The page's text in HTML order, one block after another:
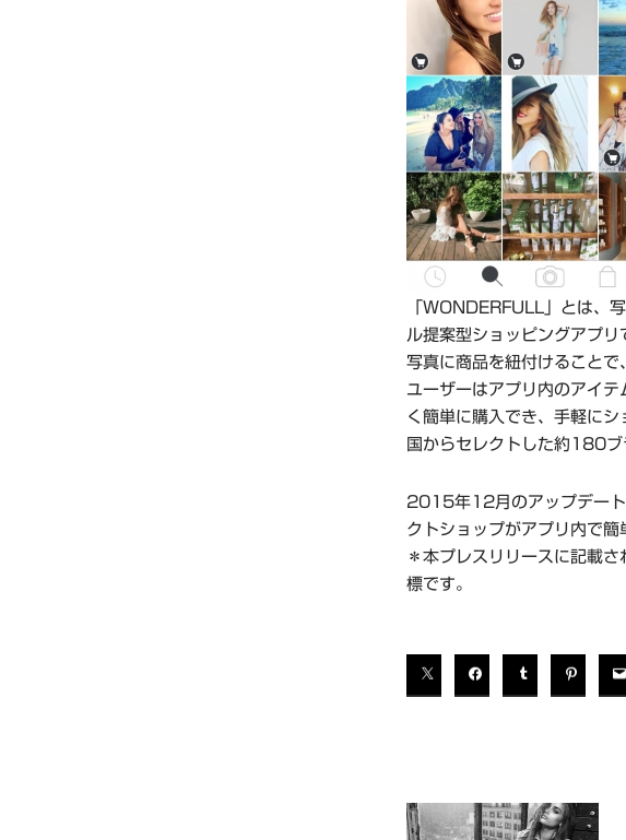
「WONDERFULL」とは、
ル提案型ショッピングアプ
写真に商品を紐付けることで
ユーザーはアプリ内のアイ
く簡単に購入でき、手軽に
国からセレクトした約180ブ
2015年12月のアップデート
クトショップがアプリ内で簡
＊本プレスリリースに記載
標です。